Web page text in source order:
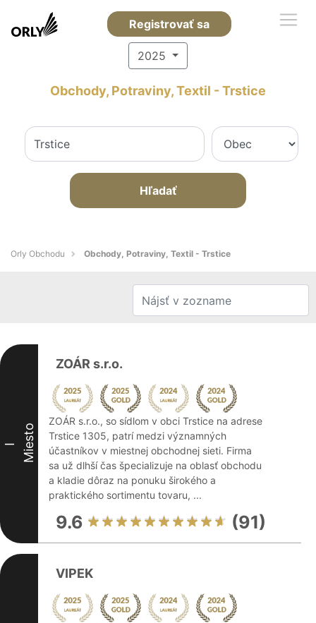
Registrovať sa
2025
Obchody, Potraviny, Textil - Trstice
Hľadať
Orly Obchodu Obchody, Potraviny, Textil - Trstice
I Miesto
ZOÁR s.r.o.
ZOÁR s.r.o., so sídlom v obci Trstice na adrese
Trstice 1305, patrí medzi významných
účastníkov v miestnej obchodnej sieti. Firma
sa už dlhší čas špecializuje na oblasť obchodu
a kladie dôraz na ponuku širokého a
praktického sortimentu tovaru, ...
9.6 (91)
VIPEK